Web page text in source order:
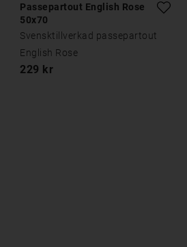
Passepartout English Rose
50x70
Svensktillverkad passepartout
English Rose
229 kr